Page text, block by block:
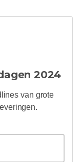
2024
van grote